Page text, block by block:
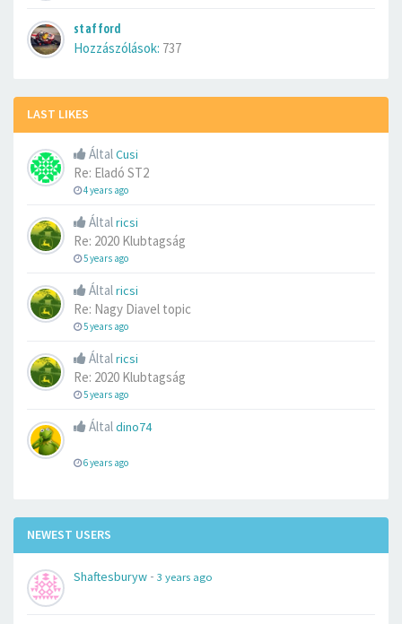
stafford
Hozzászólások: 737
LAST LIKES
ÁltalCusi
Re: Eladó ST2
4 years ago
Általricsi
Re: 2020 Klubtagság
5 years ago
Általricsi
Re: Nagy Diavel topic
5 years ago
Általricsi
Re: 2020 Klubtagság
5 years ago
Általdino74
6 years ago
NEWEST USERS
Shaftesburyw - 3 years ago